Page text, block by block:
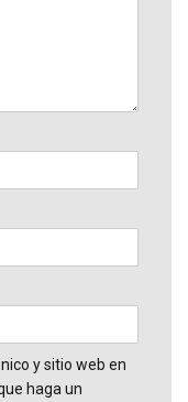
y sitio web en
haga un